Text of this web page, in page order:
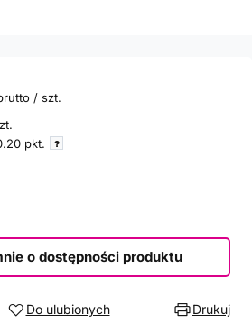
/ szt.
pkt.
o dostępności produktu
Do ulubionych Drukuj